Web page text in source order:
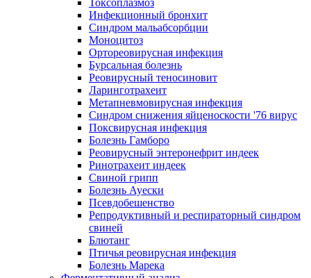
Токсоплазмоз
Инфекционный бронхит
Синдром мальабсорбции
Моноцитоз
Ортореовирусная инфекция
Бурсальная болезнь
Реовирусный теносиновит
Ларинготрахеит
Метапневмовирусная инфекция
Синдром снижения яйценоскости '76 вирус
Поксвирусная инфекция
Болезнь Гамборо
Реовирусный энтеронефрит индеек
Ринотрахеит индеек
Свиной грипп
Болезнь Ауески
Псевдобешенство
Репродуктивный и респираторный синдром
свиней
Блютанг
Птичья реовирусная инфекция
Болезнь Марека